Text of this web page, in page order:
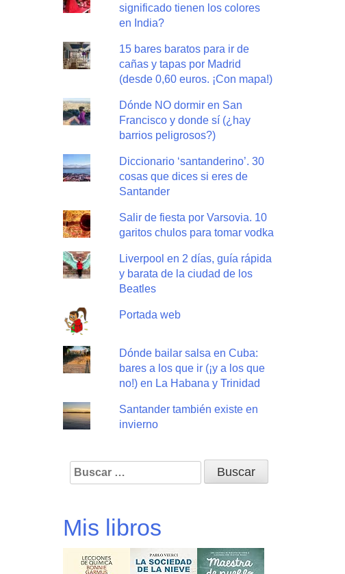
significado tienen los colores
en India?
15 bares baratos para ir de
cañas y tapas por Madrid
(desde 0,60 euros. ¡Con mapa!)
Dónde NO dormir en San
Francisco y donde sí (¿hay
barrios peligrosos?)
Diccionario ‘santanderino’. 30
cosas que dices si eres de
Santander
Salir de fiesta por Varsovia. 10
garitos chulos para tomar vodka
Liverpool en 2 días, guía rápida
y barata de la ciudad de los
Beatles
Portada web
Dónde bailar salsa en Cuba:
bares a los que ir (¡y a los que
no!) en La Habana y Trinidad
Santander también existe en
invierno
Buscar:
Mis libros